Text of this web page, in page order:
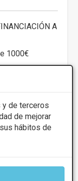
de terceros
de mejorar
hábitos de
A
1000€